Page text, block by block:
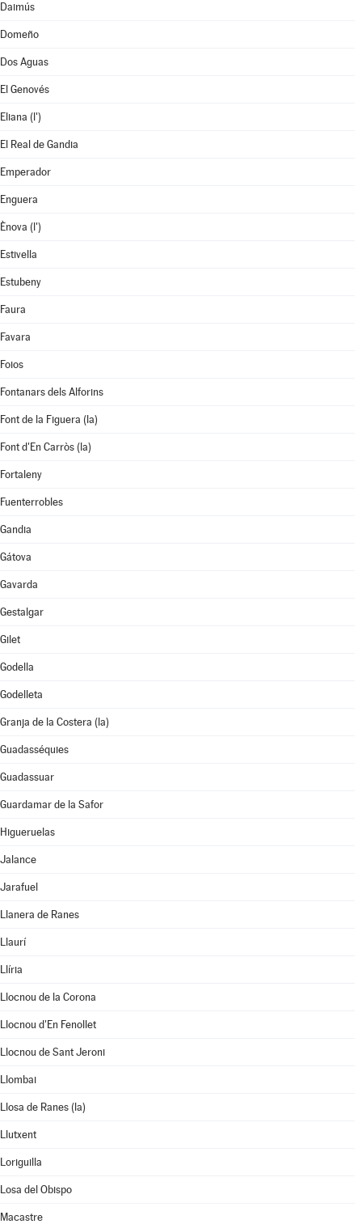
Daimús
Domeño
Dos Aguas
El Genovés
Eliana (l')
El Real de Gandia
Emperador
Enguera
Ènova (l')
Estivella
Estubeny
Faura
Favara
Foios
Fontanars dels Alforins
Font de la Figuera (la)
Font d'En Carròs (la)
Fortaleny
Fuenterrobles
Gandia
Gátova
Gavarda
Gestalgar
Gilet
Godella
Godelleta
Granja de la Costera (la)
Guadasséquies
Guadassuar
Guardamar de la Safor
Higueruelas
Jalance
Jarafuel
Llanera de Ranes
Llaurí
Llíria
Llocnou de la Corona
Llocnou d'En Fenollet
Llocnou de Sant Jeroni
Llombai
Llosa de Ranes (la)
Llutxent
Loriguilla
Losa del Obispo
Macastre